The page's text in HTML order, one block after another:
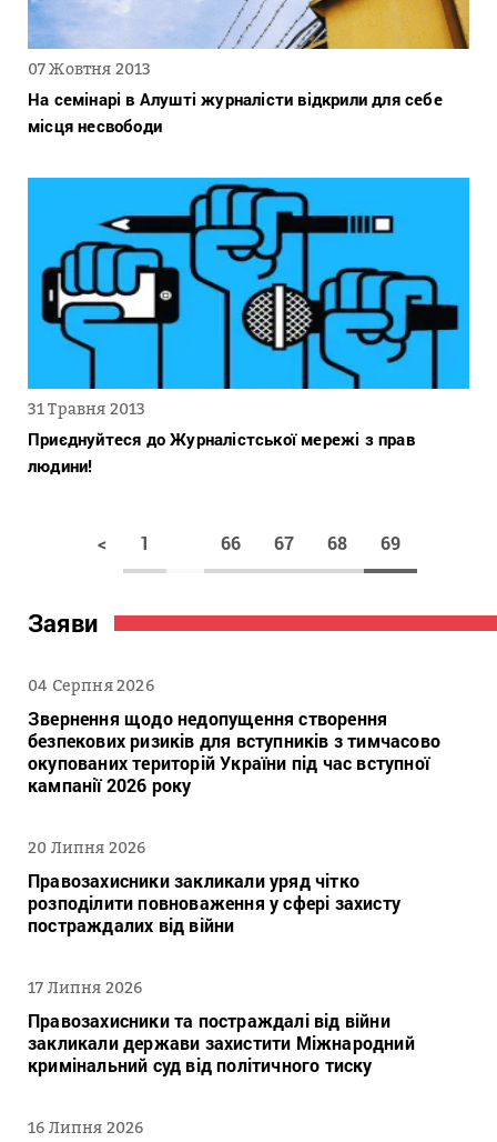
07 Жовтня 2013
На семінарі в Алушті журналісти відкрили для себе
місця несвободи
31 Травня 2013
Приєднуйтеся до Журналістської мережі з прав
людини!
< 1 66 67 68 69
Заяви
04 Серпня 2026
Звернення щодо недопущення створення
безпекових ризиків для вступників з тимчасово
окупованих територій України під час вступної
кампанії 2026 року
20 Липня 2026
Правозахисники закликали уряд чітко
розподілити повноваження у сфері захисту
постраждалих від війни
17 Липня 2026
Правозахисники та постраждалі від війни
закликали держави захистити Міжнародний
кримінальний суд від політичного тиску
16 Липня 2026